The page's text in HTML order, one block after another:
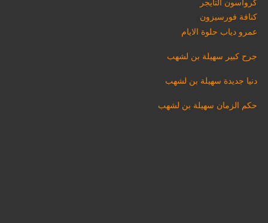
كرواسون التايجر
كنافة فورسيزون
عمرو دياب حلوة الايام
جرح كبير سهيلة بن لشهب
دنيا جديدة سهيلة بن لشهب
حكم الزمان سهيلة بن لشهب